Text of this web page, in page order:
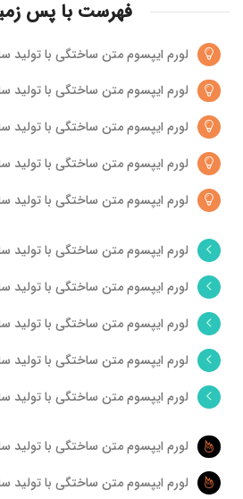
فهرست با پس
لورم ایپسوم متن ساختگی با تولید
لورم ایپسوم متن ساختگی با تولید
لورم ایپسوم متن ساختگی با تولید
لورم ایپسوم متن ساختگی با تولید
لورم ایپسوم متن ساختگی با تولید
لورم ایپسوم متن ساختگی با تولید
لورم ایپسوم متن ساختگی با تولید
لورم ایپسوم متن ساختگی با تولید
لورم ایپسوم متن ساختگی با تولید
لورم ایپسوم متن ساختگی با تولید
لورم ایپسوم متن ساختگی با تولید
لورم ایپسوم متن ساختگی با تولید